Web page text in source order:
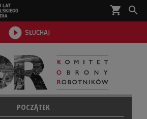
shopping_cart 
 SŁUCHAJ

POCZĄTEK